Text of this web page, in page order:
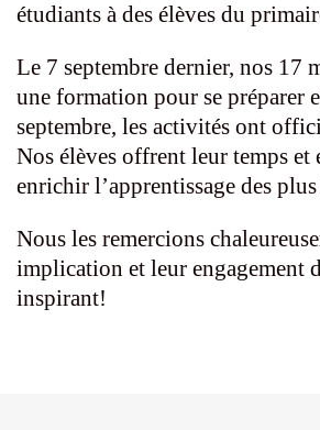
étudiants à des élèves du
Le 7 septembre dernier, nos 17
une formation pour se préparer
septembre, les activités ont
Nos élèves offrent leur temps et
enrichir l’apprentissage des
Nous les remercions
implication et leur engagement
inspirant!